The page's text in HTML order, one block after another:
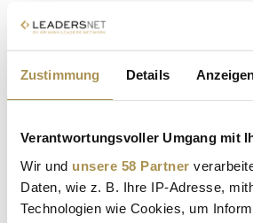
Zustimmung Details
Verantwortungsvoller Umgang mit
Wir und unsere 58 Partner
Daten, wie z. B. Ihre IP-Adresse,
Technologien wie Cookies, um